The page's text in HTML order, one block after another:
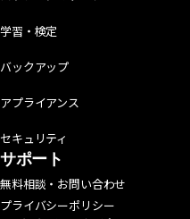
学習・検定
バックアップ
アプライアンス
セキュリティ
サポート
無料相談・お問い合わせ
プライバシーポリシー